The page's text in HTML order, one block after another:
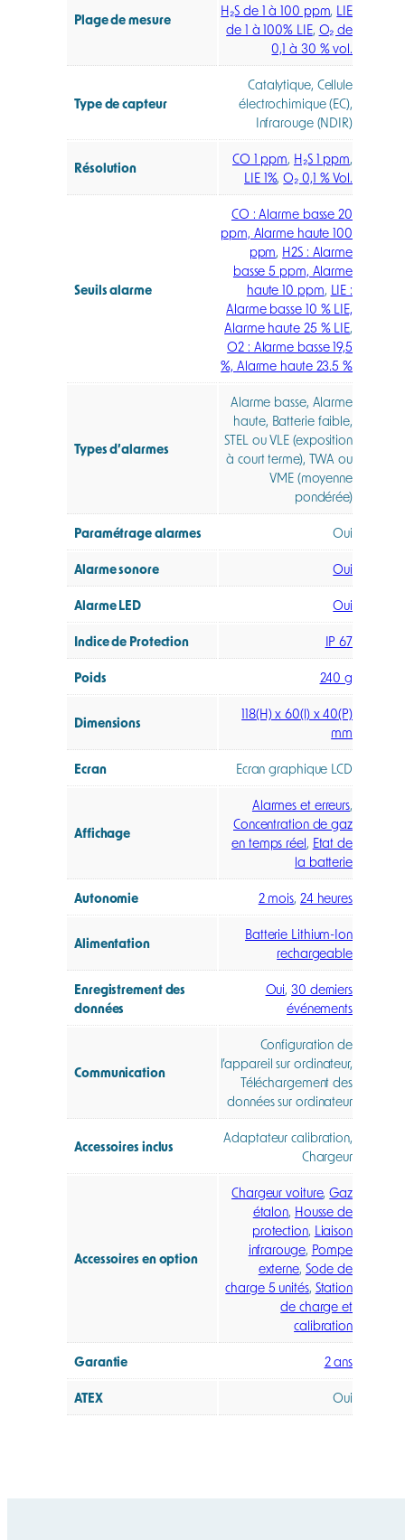
Plage de mesure
H₂S de 1 à 100 ppm, LIE
de 1 à 100% LIE, O₂ de
0,1 à 30 % vol.
Type de capteur
Catalytique, Cellule
électrochimique (EC),
Infrarouge (NDIR)
Résolution
CO 1 ppm, H₂S 1 ppm,
LIE 1%,O₂ 0,1 % Vol.
Seuils alarme
CO : Alarme basse 20
ppm, Alarme haute 100
ppm, H2S : Alarme
basse 5 ppm, Alarme
haute 10 ppm, LIE :
Alarme basse 10 % LIE,
Alarme haute 25 % LIE,
O2 : Alarme basse 19,5
%, Alarme haute 23.5 %
Types d’alarmes
Alarme basse, Alarme
haute, Batterie faible,
STEL ou VLE (exposition
à court terme), TWA ou
VME (moyenne
pondérée)
Paramétrage alarmes Oui
Alarme sonore Oui
Alarme LED Oui
Indice de Protection IP 67
Poids 240 g
Dimensions
118(H) x 60(l) x 40(P)
mm
Ecran Ecran graphique LCD
Affichage
Alarmes et erreurs,
Concentration de gaz
en temps réel, Etat de
la batterie
Autonomie 2 mois, 24 heures
Alimentation
Batterie Lithium-Ion
rechargeable
Enregistrement des
données
Oui,30 derniers
événements
Communication
Configuration de
l’appareil sur ordinateur,
Téléchargement des
données sur ordinateur
Accessoires inclus
Adaptateur calibration,
Chargeur
Accessoires en option
Chargeur voiture,Gaz
étalon, Housse de
protection, Liaison
infrarouge, Pompe
externe, Socle de
charge 5 unités, Station
de charge et
calibration
Garantie 2 ans
ATEX Oui